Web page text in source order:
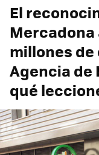
El
Mercadona
millones de
Agencia de
qué